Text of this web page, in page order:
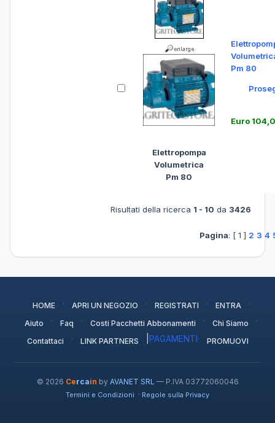
Elettropompa
Volumetrica
Pm 80
Pm 80
Euro
Risultati della ricerca 1 - 10 da 3426
Pagina: [ 1 ] 2 3 4
HOME · APRI UN NEGOZIO · REGISTRATI · ENTRA ·
Aiuto · Faq · Costi Pacchetti Abbonamenti · Chi Siamo ·
Contattaci · LINK PARTNERS PAGAMENTI· PROMUOVI
© 2026 Cercain by AVANET SRL — P.IVA 03772060046
Termini e Condizioni · Regole sulla Privacy